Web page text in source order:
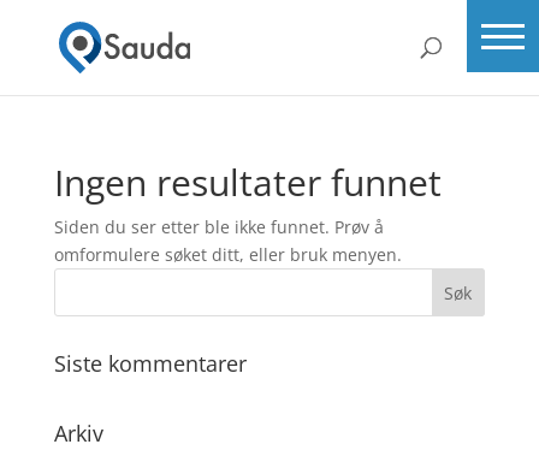
Ingen resultater funnet
Siden du ser etter ble ikke funnet. Prøv å
omformulere søket ditt, eller bruk menyen.
Siste kommentarer
Arkiv